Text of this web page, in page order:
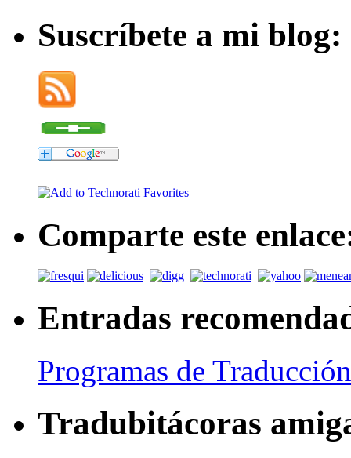
Suscríbete a mi blog:
Comparte este
Entradas
Programas de
Tradubitácoras